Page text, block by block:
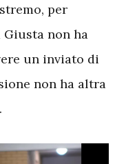
per
non ha
un inviato di
non ha altra